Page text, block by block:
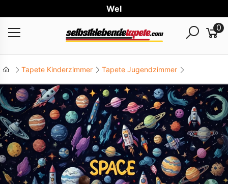
Weltwei
0
Tapete Kinderzimmer Tapete Jugendzimmer